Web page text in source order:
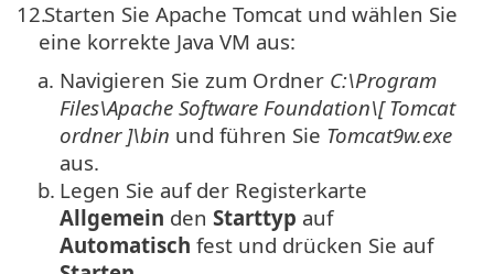
12.Starten Sie Apache Tomcat und wählen Sie
eine korrekte Java VM aus:
a. Navigieren Sie zum Ordner C:\Program
Files\Apache Software Foundation\[ Tomcat
ordner ]\bin und führen Sie Tomcat9w.exe
aus.
b. Legen Sie auf der Registerkarte
Allgemein den Starttyp auf
Automatisch fest und drücken Sie auf